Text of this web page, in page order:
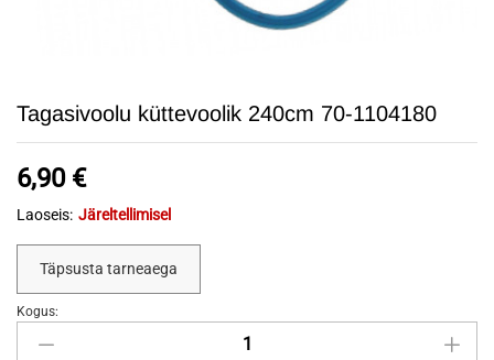
Tagasivoolu küttevoolik 240cm 70-1104180
6,90 €
Laoseis: Järeltellimisel
Täpsusta tarneaega
Tagasivoolu
küttevoolik
Kogus: